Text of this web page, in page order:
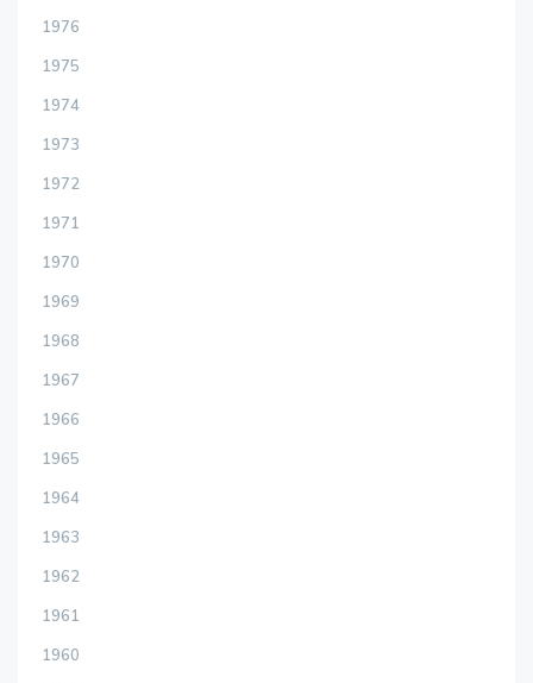
1976
1975
1974
1973
1972
1971
1970
1969
1968
1967
1966
1965
1964
1963
1962
1961
1960